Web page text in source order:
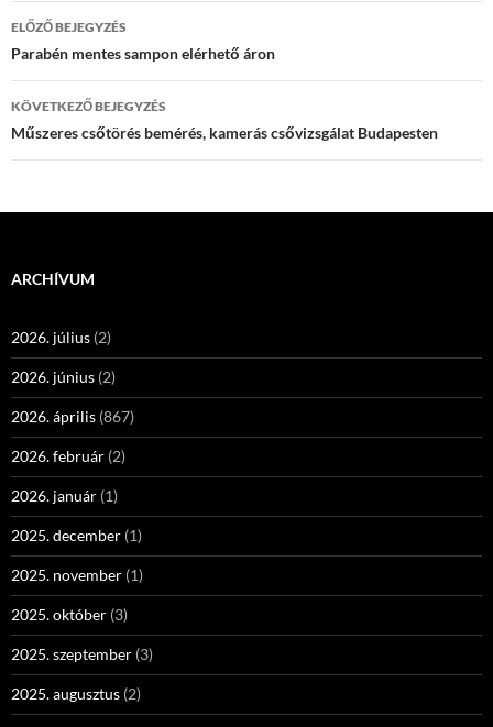
Bejegyzések
navigációja
ELŐZŐ BEJEGYZÉS
Parabén mentes sampon elérhető áron
KÖVETKEZŐ BEJEGYZÉS
Műszeres csőtörés bemérés, kamerás csővizsgálat Budapesten
ARCHÍVUM
2026. július (2)
2026. június (2)
2026. április (867)
2026. február (2)
2026. január (1)
2025. december (1)
2025. november (1)
2025. október (3)
2025. szeptember (3)
2025. augusztus (2)